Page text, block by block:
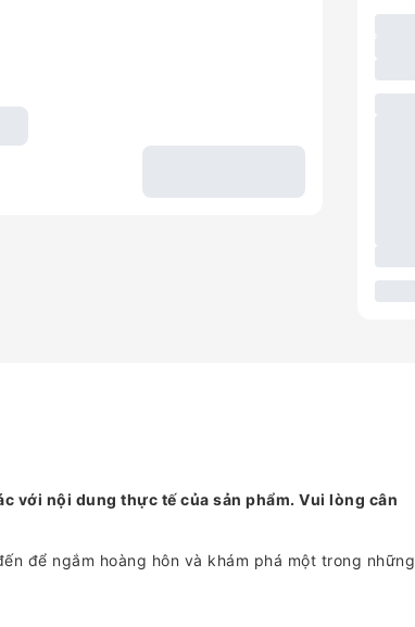
với nội dung thực tế của sản phẩm. Vui lòng cân
để ngắm hoàng hôn và khám phá một trong những